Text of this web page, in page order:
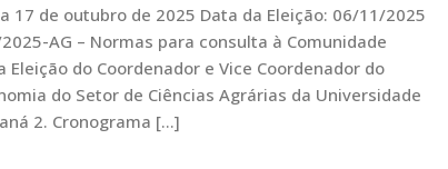
17 de outubro de 2025 Data da Eleição: 06/11/2025
AG – Normas para consulta à Comunidade
Eleição do Coordenador e Vice Coordenador do
do Setor de Ciências Agrárias da Universidade
2. Cronograma […]